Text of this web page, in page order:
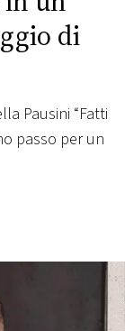
di
Pausini “Fatti
passo per un